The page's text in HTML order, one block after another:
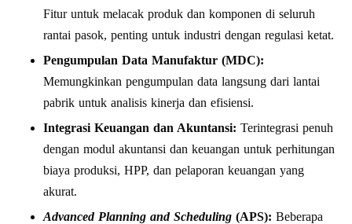
Fitur untuk melacak produk dan komponen di seluruh
rantai pasok, penting untuk industri dengan regulasi ketat.
Pengumpulan Data Manufaktur (MDC):
Memungkinkan pengumpulan data langsung dari lantai
pabrik untuk analisis kinerja dan efisiensi.
Integrasi Keuangan dan Akuntansi: Terintegrasi penuh
dengan modul akuntansi dan keuangan untuk perhitungan
biaya produksi, HPP, dan pelaporan keuangan yang
akurat.
Advanced Planning and Scheduling (APS): Beberapa